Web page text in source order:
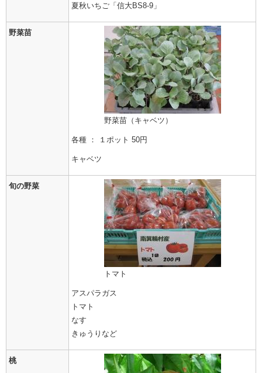
夏秋いちご「信大BS8-9」
野菜苗
野菜苗（キャベツ）
各種 ： １ポット 50円
キャベツ
旬の野菜
トマト
アスパラガス
トマト
なす
きゅうりなど
桃